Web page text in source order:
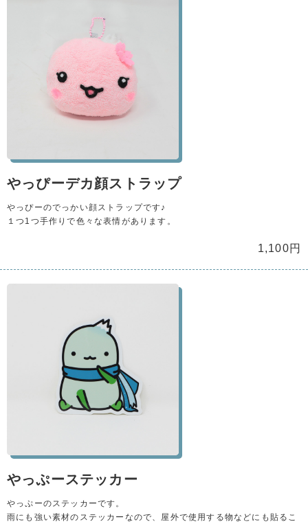
やっぴーデカ顔ストラップ
やっぴーのでっかい顔ストラップです♪
１つ1つ手作りで色々な表情があります。
1,100円
やっぷーステッカー
やっぷーのステッカーです。
雨にも強い素材のステッカーなので、屋外で使用する物などにも貼るこ